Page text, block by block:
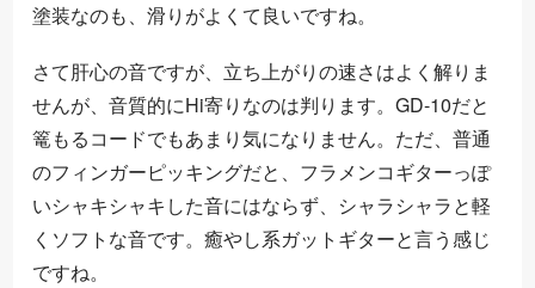
塗装なのも、滑りがよくて良いですね。
さて肝心の音ですが、立ち上がりの速さはよく解りま
せんが、音質的にHi寄りなのは判ります。GD-10だと
篭もるコードでもあまり気になりません。ただ、普通
のフィンガーピッキングだと、フラメンコギターっぽ
いシャキシャキした音にはならず、シャラシャラと軽
くソフトな音です。癒やし系ガットギターと言う感じ
ですね。